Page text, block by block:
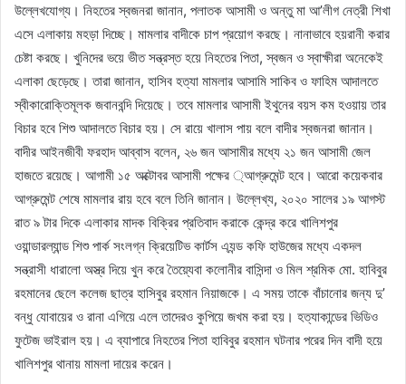
উল্লেখযোগ্য। নিহতের স্বজনরা জানান, পলাতক আসামী ও অন্তু মা আ’লীগ নেত্রী শিখা
এসে এলাকায় মহড়া দিচ্ছে। মামলার বাদীকে চাপ প্রয়োগ করছে। নানাভাবে হয়রানী করার
চেষ্টা করছে। খুনিদের ভয়ে ভীত সন্ত্রস্ত হয়ে নিহতের পিতা, স্বজন ও স্বাক্ষীরা অনেকেই
এলাকা ছেড়েছে। তারা জানান, হাসিব হত্যা মামলার আসামি সাকিব ও ফাহিম আদালতে
স্বীকারোক্তিমূলক জবানবন্দি দিয়েছে। তবে মামলার আসামী ইথুনের বয়স কম হওয়ায় তার
বিচার হবে শিশু আদালতে বিচার হয়। সে রায়ে খালাস পায় বলে বাদীর স্বজনরা জানান।
বাদীর আইনজীবী ফরহাদ আব্বাস বলেন, ২৬ জন আসামীর মধ্যে ২১ জন আসামী জেল
হাজতে রয়েছে। আগামী ১৫ অক্টোবর আসামী পক্ষের ্আগ্রুমেন্ট হবে। আরো কয়েকবার
আগ্রুমেন্ট শেষে মামলার রায় হবে বলে তিনি জানান। উল্লেখ্য, ২০২০ সালের ১৯ আগস্ট
রাত ৯ টার দিকে এলাকার মাদক বিক্রির প্রতিবাদ করাকে কেন্দ্র করে খালিশপুর
ওয়ান্ডারল্যান্ড শিশু পার্ক সংলগ্ন ক্রিয়েটিভ কার্টস এ্যন্ড কফি হাউজের মধ্যে একদল
সন্ত্রাসী ধারালো অস্ত্র দিয়ে খুন করে তৈয়্যেবা কলোনীর বাসিন্দা ও মিল শ্রমিক মো. হাবিবুর
রহমানের ছেলে কলেজ ছাত্র হাসিবুর রহমান নিয়াজকে। এ সময় তাকে বাঁচানোর জন্য দু’
বন্ধু যোবায়ের ও রানা এগিয়ে এলে তাদেরও কুপিয়ে জখম করা হয়। হত্যাকান্ডের ভিডিও
ফুটেজ ভাইরাল হয়। এ ব্যাপারে নিহতের পিতা হাবিবুর রহমান ঘটনার পরের দিন বাদী হয়ে
খালিশপুর থানায় মামলা দায়ের করেন।